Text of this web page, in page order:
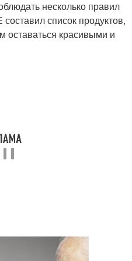
несколько правил
список продуктов,
красивыми и